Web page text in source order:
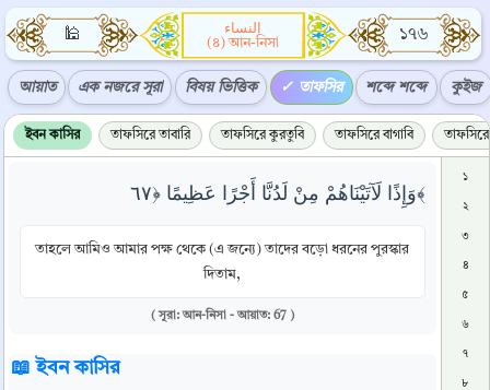
🕌
النساء
(৪) আন-নিসা
১৭৬
আয়াত এক নজরে সূরা বিষয় ভিত্তিক তাফসির শব্দে শব্দে কুইজ
ইবন কাসির তাফসিরে তাবারি তাফসিরে কুরতুবি তাফসিরে বাগাবি তাফসিরে
وَإِذًا لَآتَيْنَاهُمْ مِنْ لَدُنَّا أَجْرًا عَظِيمًا ﴿٦٧﴾
তাহলে আমিও আমার পক্ষ থেকে (এ জন্যে) তাদের বড়ো ধরনের পুরস্কার
দিতাম,
( সূরা: আন-নিসা - আয়াত: 67 )
📖 ইবন কাসির
১
২
৩
৪
৫
৬
৭
৮